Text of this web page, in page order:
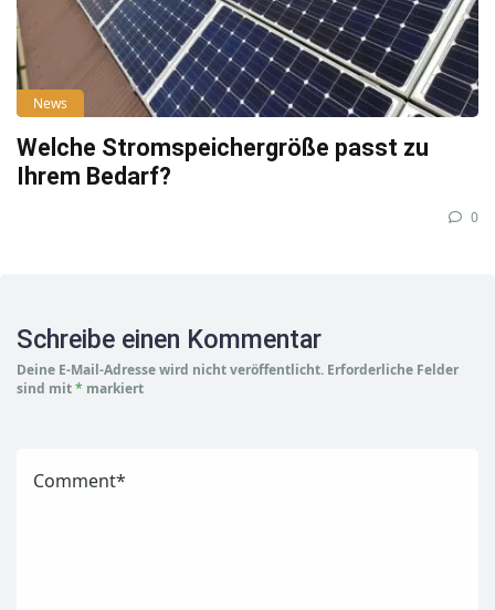
News
Welche Stromspeichergröße passt zu
Ihrem Bedarf?
0
Schreibe einen Kommentar
Deine E-Mail-Adresse wird nicht veröffentlicht. Erforderliche Felder
sind mit* markiert